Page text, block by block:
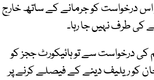
درخواست کو جرمانے کے ساتھ خارج
کی طرف نہیں جا رہا۔
درخواست سے تو ہائیکورٹ ججز کو
کو ریلیف دینے کے فیصلے کرنے پر